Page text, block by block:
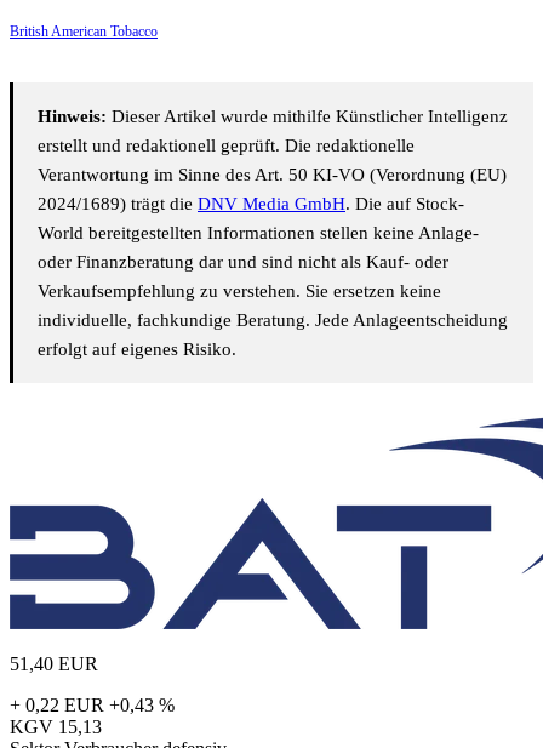
British American Tobacco
Hinweis: Dieser Artikel wurde mithilfe Künstlicher Intelligenz
erstellt und redaktionell geprüft. Die redaktionelle
Verantwortung im Sinne des Art. 50 KI-VO (Verordnung (EU)
2024/1689) trägt die DNV Media GmbH. Die auf Stock-
World bereitgestellten Informationen stellen keine Anlage-
oder Finanzberatung dar und sind nicht als Kauf- oder
Verkaufsempfehlung zu verstehen. Sie ersetzen keine
individuelle, fachkundige Beratung. Jede Anlageentscheidung
erfolgt auf eigenes Risiko.
51,40 EUR
+ 0,22 EUR +0,43 %
KGV 15,13